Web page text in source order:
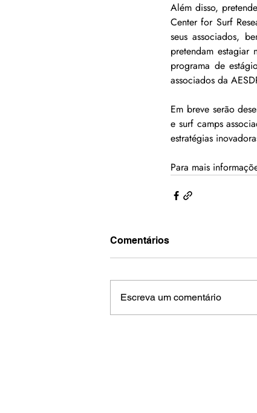
Além disso,
Center for Surf
seus associados,
pretendam
programa de
associados da
Em breve serão
e surf camps
estratégias
Para mais
Comentários
Escreva um comentário